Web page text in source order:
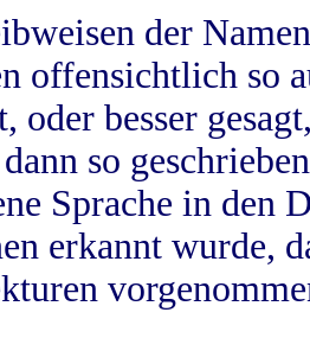
der
offensichtlich so
oder besser
so
Sprache in
erkannt wurde,